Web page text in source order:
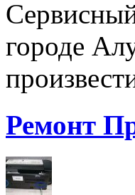
городе
Ремонт